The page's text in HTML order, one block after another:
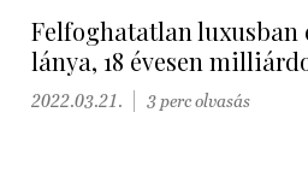
Felfoghatatlan
lánya, 18 évesen
2022.03.21. 3 perc olvasás